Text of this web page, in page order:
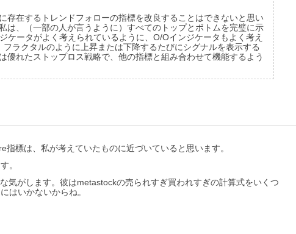
存在するトレンドフォローの指標を改良することはできないと思い
は、（一部の人が言うように）すべてのトップとボトムを完璧に示
ータがよく考えられているように、O/Oインジケータもよく考え
ラクタルのように上昇または下降するたびにシグナルを表示する
れたストップロス戦略で、他の指標と組み合わせて機能するよう
標は、私が考えていたものに近づいていると思います。
。
気がします。彼はmetastockの売られすぎ買われすぎの計算式をいくつ
はいかないからね。